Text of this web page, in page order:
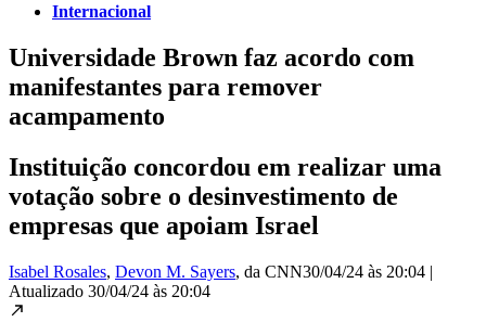
Internacional
Universidade Brown faz acordo com
manifestantes para remover
acampamento
Instituição concordou em realizar uma
votação sobre o desinvestimento de
empresas que apoiam Israel
Isabel Rosales, Devon M. Sayers, da CNN30/04/24 às 20:04 |
Atualizado 30/04/24 às 20:04